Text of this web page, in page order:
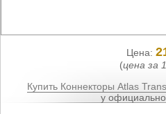
Цена:
(цена за
Купить Коннекторы Atlas
у